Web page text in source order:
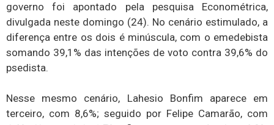
governo foi apontado pela pesquisa Econométrica,
divulgada neste domingo (24). No cenário estimulado, a
diferença entre os dois é minúscula, com o emedebista
somando 39,1% das intenções de voto contra 39,6% do
psedista.
Nesse mesmo cenário, Lahesio Bonfim aparece em
terceiro, com 8,6%; seguido por Felipe Camarão, com